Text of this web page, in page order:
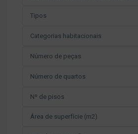
Tipos
Categorias habitacionais
Número de peças
Número de quartos
Nº de pisos